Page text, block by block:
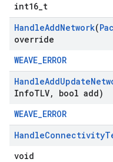
int16_t
HandleAddNetwork(
override
WEAVE_ERROR
HandleAddUpdate
InfoTLV,
bool add)
WEAVE_ERROR
HandleConnectivity
void